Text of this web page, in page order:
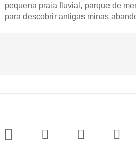
pequena praia fluvial, parque de
para descobrir antigas minas